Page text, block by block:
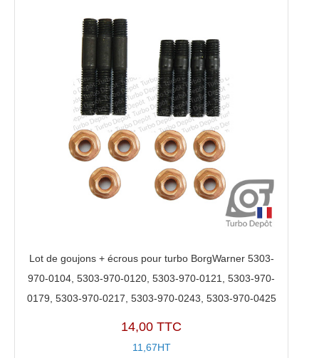
Lot de goujons + écrous pour turbo BorgWarner 5303-
970-0104, 5303-970-0120, 5303-970-0121, 5303-970-
0179, 5303-970-0217, 5303-970-0243, 5303-970-0425
14,00 TTC
11,67HT